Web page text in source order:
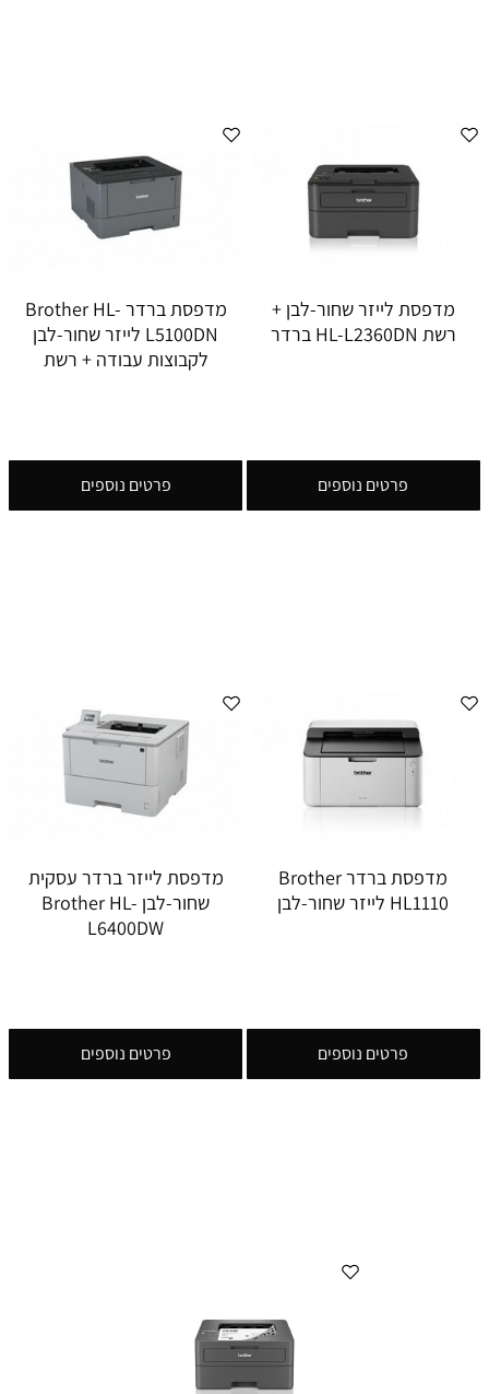
מדפסת לייזר שחור-לבן +
רשת HL-L2360DN ברדר
פרטים נוספים
מדפסת ברדר Brother HL-
L5100DN לייזר שחור-לבן
לקבוצות עבודה + רשת
פרטים נוספים
מדפסת ברדר Brother
HL1110 לייזר שחור-לבן
פרטים נוספים
מדפסת לייזר ברדר עסקית
שחור-לבן Brother HL-
L6400DW
פרטים נוספים